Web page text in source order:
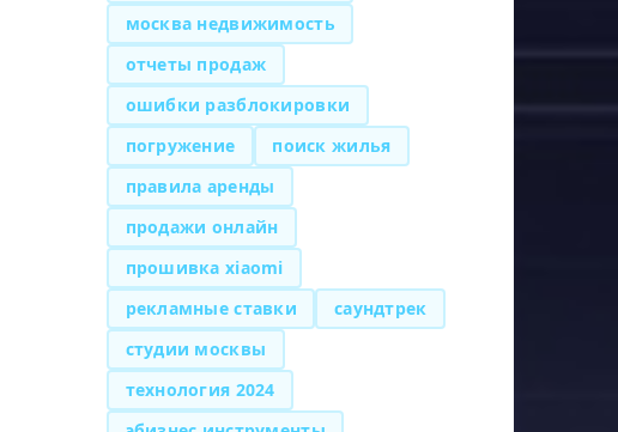
москва недвижимость
отчеты продаж
ошибки разблокировки
погружение
поиск жилья
правила аренды
продажи онлайн
прошивка xiaomi
рекламные ставки
саундтрек
студии москвы
технология 2024